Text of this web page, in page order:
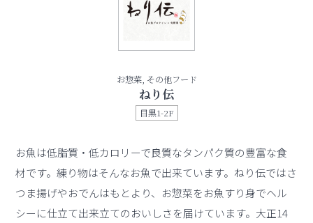
お惣菜, その他フード
ねり伝
目黒1-2F
お魚は低脂質・低カロリーで良質なタンパク質の豊富な食
材です。練り物はそんなお魚で出来ています。ねり伝ではさ
つま揚げやおでんはもとより、お惣菜をお魚すり身でヘル
シーに仕立て出来立てのおいしさを届けています。大正14